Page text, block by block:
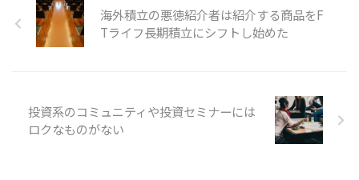
海外積立の悪徳紹介者は紹介する商品をF
Tライフ長期積立にシフトし始めた
投資系のコミュニティや投資セミナーには
ロクなものがない